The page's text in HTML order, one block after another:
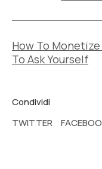
How To
To Ask Yourself
Condividi
TWITTER